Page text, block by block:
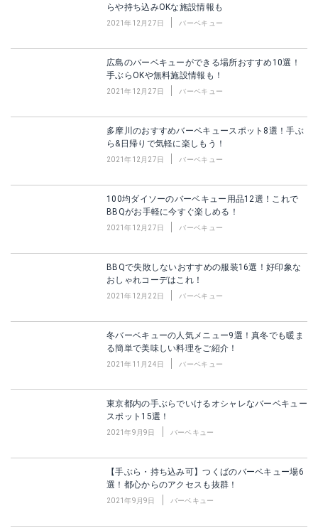
らや持ち込みOKな施設情報も
2021年12月27日 バーベキュー
広島のバーベキューができる場所おすすめ10選！
手ぶらOKや無料施設情報も！
2021年12月27日 バーベキュー
多摩川のおすすめバーベキュースポット8選！手ぶ
ら&日帰りで気軽に楽しもう！
2021年12月27日 バーベキュー
100均ダイソーのバーベキュー用品12選！これで
BBQがお手軽に今すぐ楽しめる！
2021年12月27日 バーベキュー
BBQで失敗しないおすすめの服装16選！好印象な
おしゃれコーデはこれ！
2021年12月22日 バーベキュー
冬バーベキューの人気メニュー9選！真冬でも暖ま
る簡単で美味しい料理をご紹介！
2021年11月24日 バーベキュー
東京都内の手ぶらでいけるオシャレなバーベキュー
スポット15選！
2021年9月9日 バーベキュー
【手ぶら・持ち込み可】つくばのバーベキュー場6
選！都心からのアクセスも抜群！
2021年9月9日 バーベキュー